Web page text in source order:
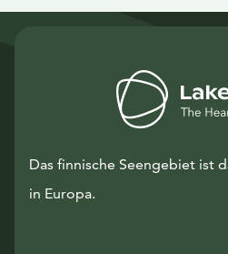
Das finnische Seengebiet ist
in Europa.